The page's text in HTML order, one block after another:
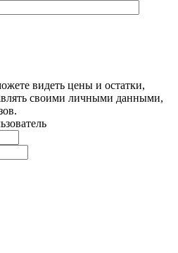
видеть цены и остатки,
своими личными данными,